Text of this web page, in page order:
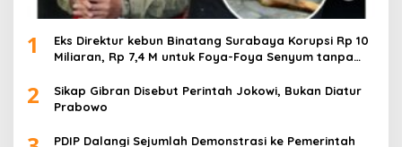
1
Eks Direktur kebun Binatang Surabaya Korupsi Rp 10
Miliaran, Rp 7,4 M untuk Foya-Foya Senyum tanpa
2
Sikap Gibran Disebut Perintah Jokowi, Bukan Diatur
Prabowo
PDIP Dalangi Sejumlah Demonstrasi ke Pemerintah